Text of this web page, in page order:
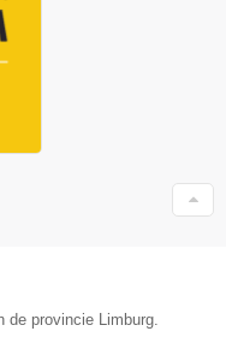
de provincie Limburg.